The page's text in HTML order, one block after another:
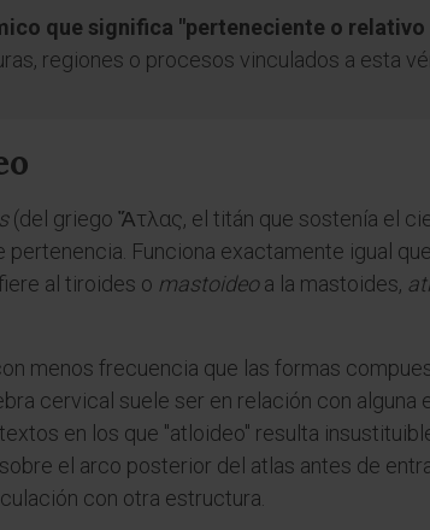
que significa "perteneciente o relativo
regiones o procesos vinculados a esta
(del griego Ἄτλας, el titán que sostenía el
Funciona exactamente igual
al tiroides o mastoideoa la mastoides,
menos frecuencia que las formas
cervical suele ser en relación con alguna
en los que "atloideo" resulta
el arco posterior del atlas antes de
con otra estructura.